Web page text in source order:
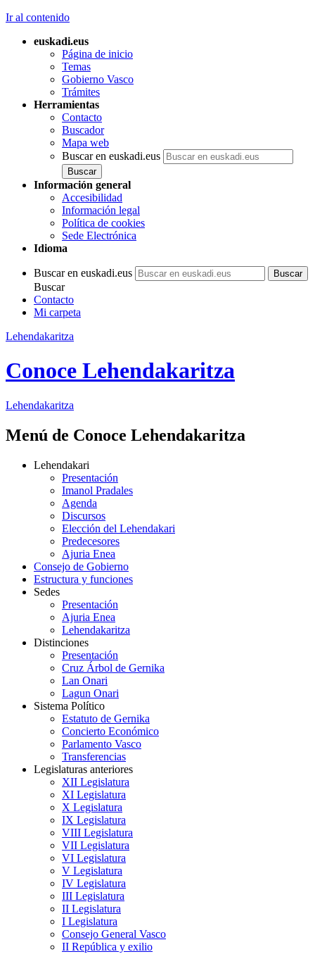
Ir al contenido
euskadi.eus
Página de inicio
Temas
Gobierno Vasco
Trámites
Herramientas
Contacto
Buscador
Mapa web
Buscar en euskadi.eus
Información general
Accesibilidad
Información legal
Política de cookies
Sede Electrónica
Idioma
Buscar en euskadi.eus
Buscar
Contacto
Mi carpeta
Lehendakaritza
Conoce Lehendakaritza
Lehendakaritza
Menú de Conoce Lehendakaritza
Lehendakari
Presentación
Imanol Pradales
Agenda
Discursos
Elección del Lehendakari
Predecesores
Ajuria Enea
Consejo de Gobierno
Estructura y funciones
Sedes
Presentación
Ajuria Enea
Lehendakaritza
Distinciones
Presentación
Cruz Árbol de Gernika
Lan Onari
Lagun Onari
Sistema Político
Estatuto de Gernika
Concierto Económico
Parlamento Vasco
Transferencias
Legislaturas anteriores
XII Legislatura
XI Legislatura
X Legislatura
IX Legislatura
VIII Legislatura
VII Legislatura
VI Legislatura
V Legislatura
IV Legislatura
III Legislatura
II Legislatura
I Legislatura
Consejo General Vasco
II República y exilio